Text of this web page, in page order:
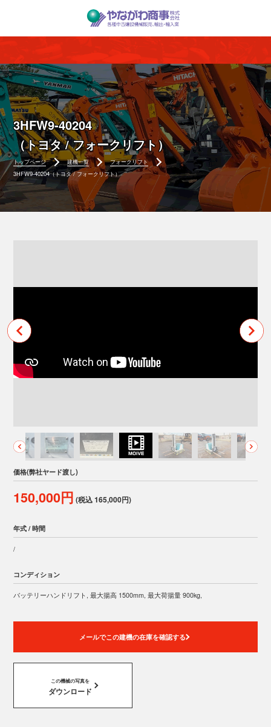
3HFW9-40204
（トヨタ / フォークリフト）
トップページ 建機一覧
フォークリフト
3HFW9-40204（トヨタ / フォークリフト）
価格(弊社ヤード渡し)
150,000円 (税込 165,000円)
年式 / 時間
/
コンディション
バッテリーハンドリフト, 最大揚高 1500mm, 最大荷揚量 900kg,
メールでこの建機の在庫を確認する
この機械の写真を
ダウンロード